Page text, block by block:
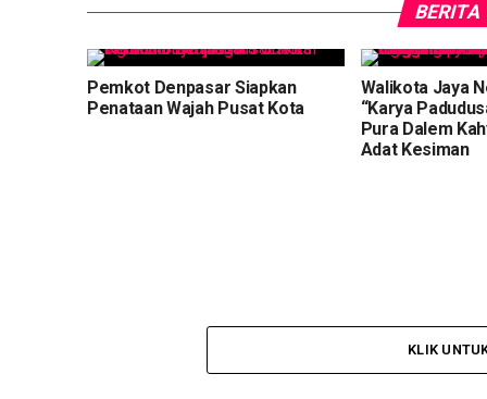
Pemkot Denpasar Siapkan
Penataan Wajah Pusat Kota
Walikota Jaya
“Karya
Pura Dalem
Adat Kesiman
KLIK